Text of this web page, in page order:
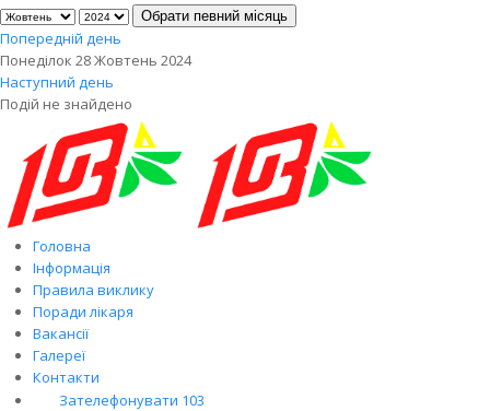
Обрати певний місяць
Попередній день
Понеділок 28 Жовтень 2024
Наступний день
Подій не знайдено
Головна
Інформація
Правила виклику
Поради лікаря
Вакансії
Галереї
Контакти
Зателефонувати 103